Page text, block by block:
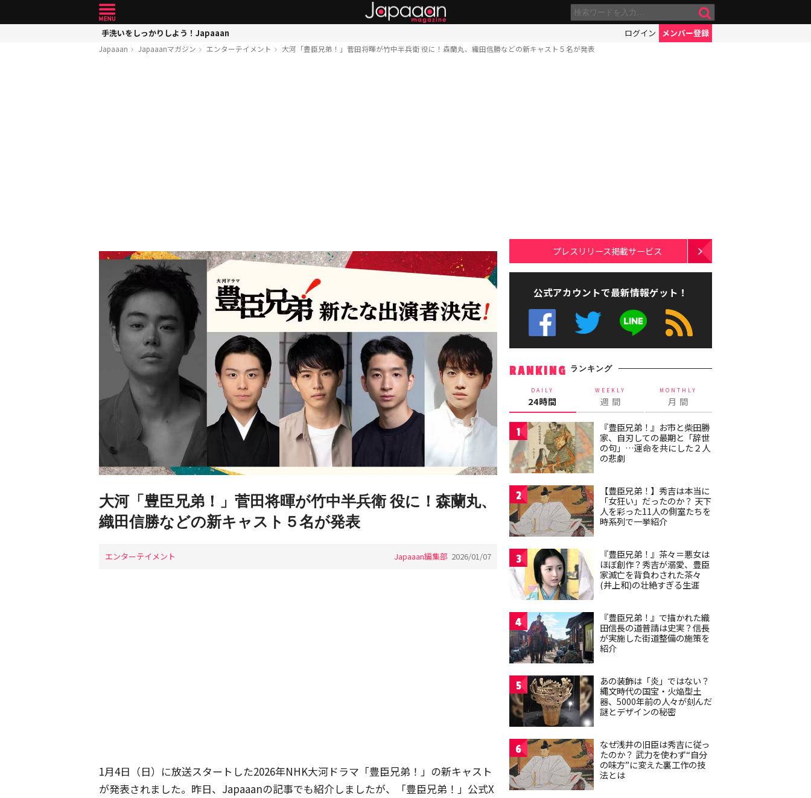
手洗いをしっかりしよう！Japaaan ログイン メンバー登録
Japaaan Japaaanマガジン エンターテイメント 大河「豊臣兄弟！」菅田将暉が竹中半兵衛 役に！森蘭丸、織田信勝などの新キャスト５名が発表
大河「豊臣兄弟！」菅田将暉が竹中半兵衛 役に！森蘭丸、
織田信勝などの新キャスト５名が発表
エンターテイメント Japaaan編集部 2026/01/07
1月4日（日）に放送スタートした2026年NHK大河ドラマ「豊臣兄弟！」の新キャスト
が発表されました。昨日、Japaaanの記事でも紹介しましたが、「豊臣兄弟！」公式X
プレスリリース掲載サービス
公式アカウントで最新情報ゲット！
RANKING ランキング
DAILY
24時間
WEEKLY
週 間
MONTHLY
月 間
1
『豊臣兄弟！』お市と柴田勝
家、自刃しての最期と「辞世
の句」…運命を共にした２人
の悲劇
2
【豊臣兄弟！】秀吉は本当に
「女狂い」だったのか？ 天下
人を彩った11人の側室たちを
時系列で一挙紹介
3
『豊臣兄弟！』茶々＝悪女は
ほぼ創作？秀吉が溺愛、豊臣
家滅亡を背負わされた茶々
(井上和)の壮絶すぎる生涯
4
『豊臣兄弟！』で描かれた織
田信長の道普請は史実？信長
が実施した街道整備の施策を
紹介
5
あの装飾は「炎」ではない？
縄文時代の国宝・火焔型土
器、5000年前の人々が刻んだ
謎とデザインの秘密
6
なぜ浅井の旧臣は秀吉に従っ
たのか？ 武力を使わず“自分
の味方”に変えた裏工作の技
法とは